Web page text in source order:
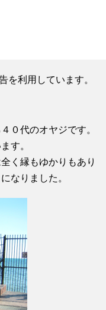
を利用しています。
０代のオヤジです。
す。
く縁もゆかりもあり
なりました。